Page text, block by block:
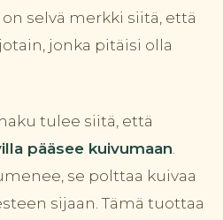
selvä merkki siitä, että
jonka pitäisi olla
tulee siitä, että
pääsee kuivumaan
se polttaa kuivaa
sijaan. Tämä tuottaa